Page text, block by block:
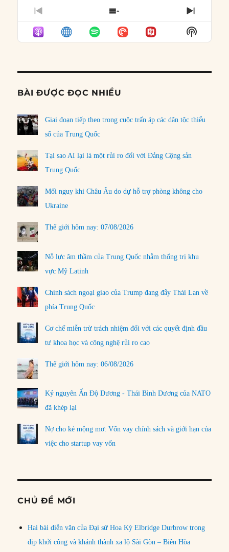
PREVIOUS
EPISODE
SHOW
EPISODES
LIST
NEXT
Show
Podcast
BÀI ĐƯỢC ĐỌC NHIỀU
Giai đoạn tiếp theo trong cuộc trấn áp các dân tộc thiểu
số của Trung Quốc
Tại sao AI lại là một rủi ro đối với Đảng Cộng sản
Trung Quốc
Mối nguy khi Châu Âu do dự hỗ trợ phòng không cho
Ukraine
Thế giới hôm nay: 07/08/2026
Nỗ lực âm thầm của Trung Quốc nhằm thống trị khu
vực Mỹ Latinh
Chính sách ngoại giao của Trump đang đẩy Thái Lan về
phía Trung Quốc
Cơ chế miễn trừ trách nhiệm đối với các quyết định đầu
tư khoa học và công nghệ rủi ro cao
Thế giới hôm nay: 06/08/2026
Kỷ nguyên Ấn Độ Dương - Thái Bình Dương của NATO
đã khép lại
Nợ cho kẻ mộng mơ: Vốn vay chính sách và giới hạn của
việc cho startup vay vốn
CHỦ ĐỀ MỚI
Hai bài diễn văn của Đại sứ Hoa Kỳ Elbridge Durbrow trong
dịp khởi công và khánh thành xa lộ Sài Gòn – Biên Hòa